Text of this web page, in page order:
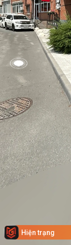
Hiện trạng